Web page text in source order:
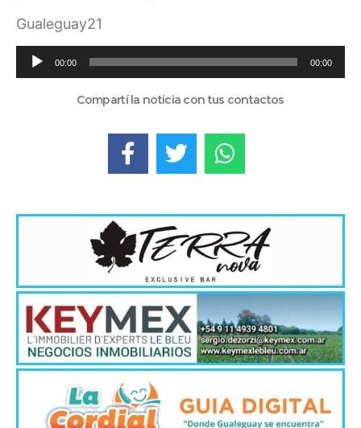
Gualeguay21
Reproductor
de
00:00 00:00
Compartí la noticia con tus contactos